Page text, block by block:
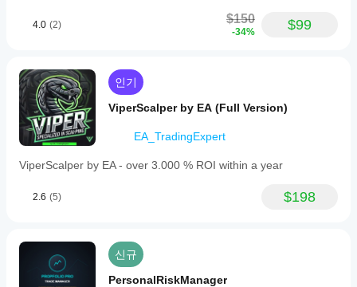
4.0 (2) $150
-34% $99
인기
ViperScalper by EA (Full Version)
EA_TradingExpert
ViperScalper by EA - over 3.000 % ROI within a year
2.6 (5) $198
신규
PersonalRiskManager